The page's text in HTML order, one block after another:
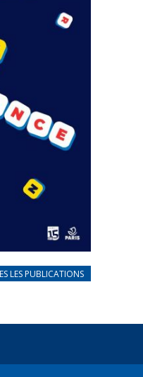
les réfugiés
LES PUBLICATIONS